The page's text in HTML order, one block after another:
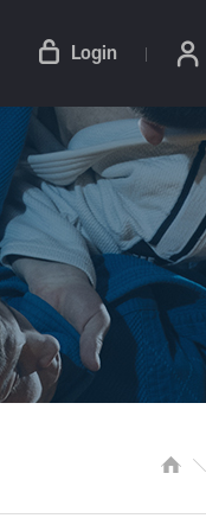
Login